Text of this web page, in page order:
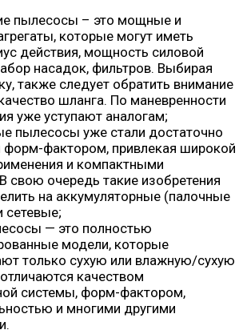
пылесосы – это мощные и
которые могут иметь
действия, мощность силовой
насадок, фильтров. Выбирая
также следует обратить внимание
шланга. По маневренности
уже уступают аналогам;
пылесосы уже стали достаточно
форм-фактором, привлекая широкой
и компактными
свою очередь такие изобретения
на аккумуляторные (палочные
сетевые;
— это полностью
модели, которые
только сухую или влажную/сухую
качеством
системы, форм-фактором,
и многими другими